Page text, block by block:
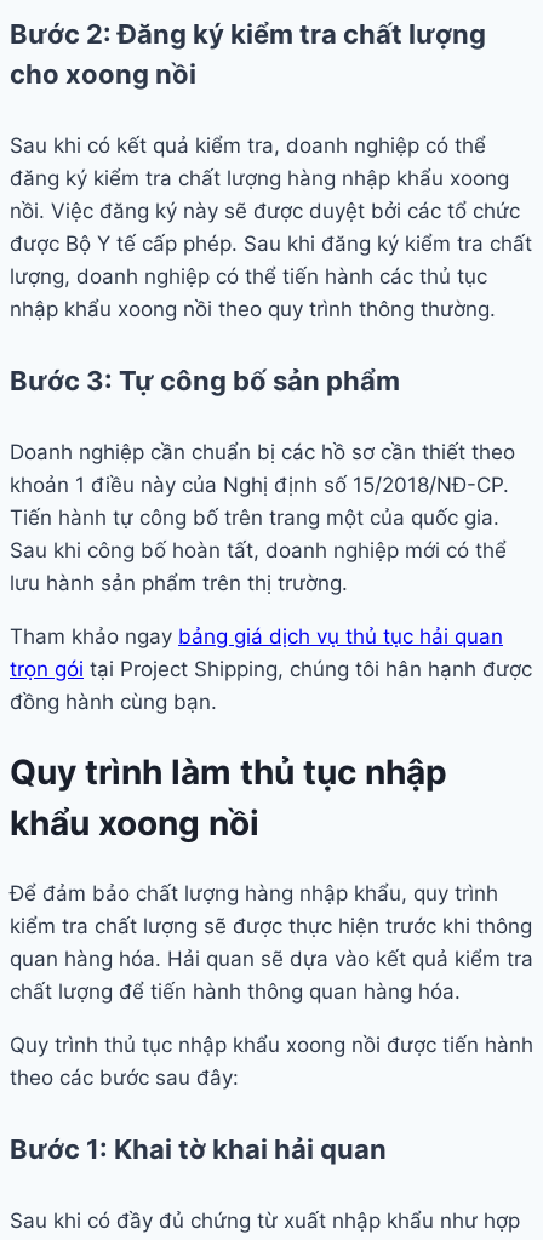
Bước 2: Đăng ký kiểm tra chất lượng
cho xoong nồi
Sau khi có kết quả kiểm tra, doanh nghiệp có thể
đăng ký kiểm tra chất lượng hàng nhập khẩu xoong
nồi. Việc đăng ký này sẽ được duyệt bởi các tổ chức
được Bộ Y tế cấp phép. Sau khi đăng ký kiểm tra chất
lượng, doanh nghiệp có thể tiến hành các thủ tục
nhập khẩu xoong nồi theo quy trình thông thường.
Bước 3: Tự công bố sản phẩm
Doanh nghiệp cần chuẩn bị các hồ sơ cần thiết theo
khoản 1 điều này của Nghị định số 15/2018/NĐ-CP.
Tiến hành tự công bố trên trang một của quốc gia.
Sau khi công bố hoàn tất, doanh nghiệp mới có thể
lưu hành sản phẩm trên thị trường.
Tham khảo ngay bảng giá dịch vụ thủ tục hải quan
trọn gói tại Project Shipping, chúng tôi hân hạnh được
đồng hành cùng bạn.
Quy trình làm thủ tục nhập
khẩu xoong nồi
Để đảm bảo chất lượng hàng nhập khẩu, quy trình
kiểm tra chất lượng sẽ được thực hiện trước khi thông
quan hàng hóa. Hải quan sẽ dựa vào kết quả kiểm tra
chất lượng để tiến hành thông quan hàng hóa.
Quy trình thủ tục nhập khẩu xoong nồi được tiến hành
theo các bước sau đây:
Bước 1: Khai tờ khai hải quan
Sau khi có đầy đủ chứng từ xuất nhập khẩu như hợp